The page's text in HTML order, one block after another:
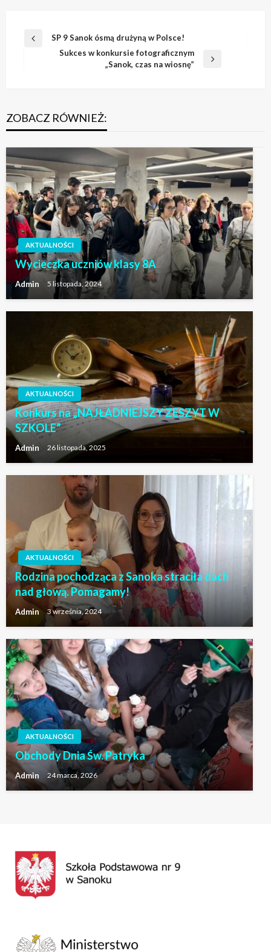
Nawigacja
PoprzedniSP 9 Sanok ósmą drużyną w Polsce!
Sukces w konkursie fotograficznym
„Sanok, czas na wiosnę”
ZOBACZ RÓWNIEŻ:
AKTUALNOŚCI
Wycieczka uczniów klasy 8A
Admin 5 listopada, 2024
AKTUALNOŚCI
Konkurs na „NAJŁADNIEJSZY ZESZYT W
SZKOLE”
Admin 26 listopada, 2025
AKTUALNOŚCI
Rodzina pochodząca z Sanoka straciła dach
nad głową. Pomagamy!
Admin 3 września, 2024
AKTUALNOŚCI
Obchody Dnia Św. Patryka
Admin 24 marca, 2026